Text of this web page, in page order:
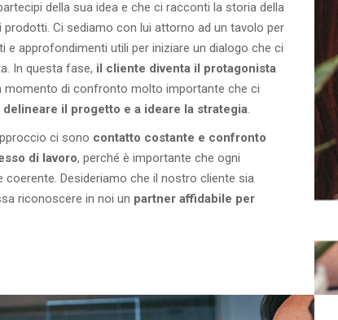
della sua idea e che ci racconti la storia della
prodotti. Ci sediamo con lui attorno ad un tavolo per
e approfondimenti utili per iniziare un dialogo che ci
In questa fase, il cliente diventa il protagonista
momento di confronto molto importante che ci
delineare il progetto e a ideare la strategia.
ci sono contatto costante e confronto
di lavoro, perché è importante che ogni
coerente. Desideriamo che il nostro cliente sia
riconoscere in noi un partner affidabile per